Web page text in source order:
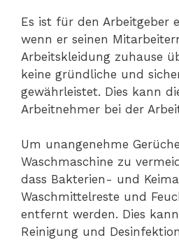
Es ist für den Arbeitgeber
wenn er seinen
Arbeitskleidung zuhause
keine gründliche und
gewährleistet. Dies kann
Arbeitnehmer bei der
Um unangenehme
Waschmaschine zu
dass Bakterien- und
Waschmittelreste und
entfernt werden. Dies
Reinigung und